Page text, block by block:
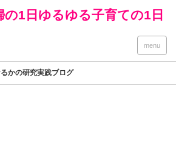
の1日ゆるゆる子育ての1日
menu
かの研究実践ブログ